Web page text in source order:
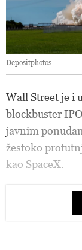
Depositphotos
Wall Street je i
blockbuster
javnim
žestoko
kao SpaceX.